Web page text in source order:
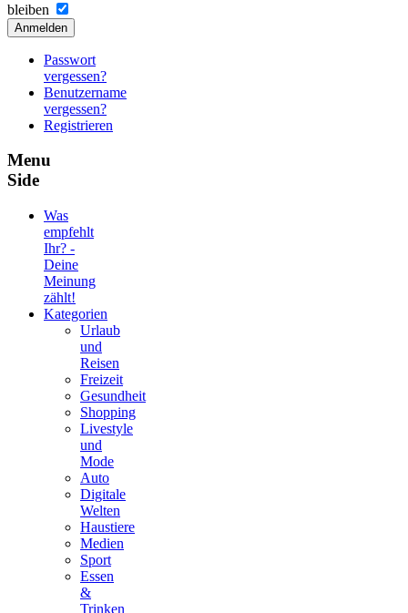
bleiben
Anmelden
Passwort
vergessen?
Benutzername
vergessen?
Registrieren
Menu
Side
Was
empfehlt
Ihr? -
Deine
Meinung
zählt!
Kategorien
Urlaub
und
Reisen
Freizeit
Gesundheit
Shopping
Livestyle
und
Mode
Auto
Digitale
Welten
Haustiere
Medien
Sport
Essen
&
Trinken